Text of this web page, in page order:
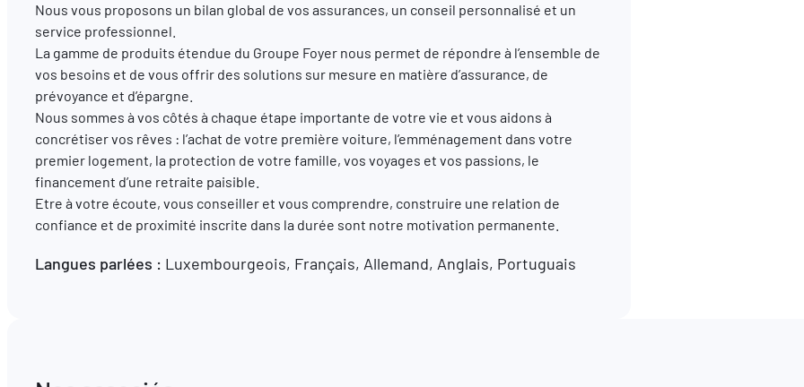
Nous vous proposons un bilan global de vos assurances, un conseil personnalisé et un
service professionnel.
La gamme de produits étendue du Groupe Foyer nous permet de répondre à l’ensemble de
vos besoins et de vous offrir des solutions sur mesure en matière d’assurance, de
prévoyance et d’épargne.
Nous sommes à vos côtés à chaque étape importante de votre vie et vous aidons à
concrétiser vos rêves : l’achat de votre première voiture, l’emménagement dans votre
premier logement, la protection de votre famille, vos voyages et vos passions, le
financement d’une retraite paisible.
Etre à votre écoute, vous conseiller et vous comprendre, construire une relation de
confiance et de proximité inscrite dans la durée sont notre motivation permanente.
Langues parlées : Luxembourgeois, Français, Allemand, Anglais, Portuguais